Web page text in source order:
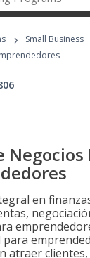
Career
Programs
› Small Business
en
atraer